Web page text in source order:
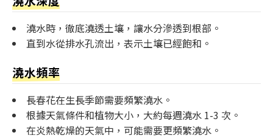
澆水時，徹底澆透土壤，讓水分滲透到根部。
直到水從排水孔流出，表示土壤已經飽和。
澆水頻率
長春花在生長季節需要頻繁澆水。
根據天氣條件和植物大小，大約每週澆水 1-3 次。
在炎熱乾燥的天氣中，可能需要更頻繁澆水。